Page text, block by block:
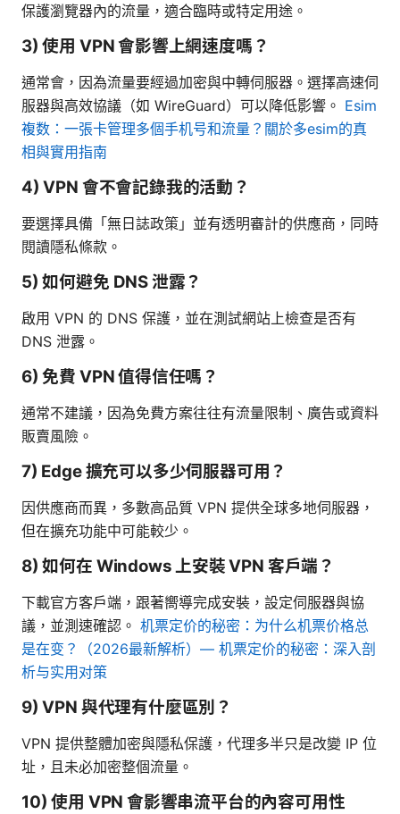
保護瀏覽器內的流量，適合臨時或特定用途。
3) 使用 VPN 會影響上網速度嗎？
通常會，因為流量要經過加密與中轉伺服器。選擇高速伺
服器與高效協議（如 WireGuard）可以降低影響。 Esim
複数：一張卡管理多個手机号和流量？關於多esim的真
相與實用指南
4) VPN 會不會記錄我的活動？
要選擇具備「無日誌政策」並有透明審計的供應商，同時
閱讀隱私條款。
5) 如何避免 DNS 泄露？
啟用 VPN 的 DNS 保護，並在測試網站上檢查是否有
DNS 泄露。
6) 免費 VPN 值得信任嗎？
通常不建議，因為免費方案往往有流量限制、廣告或資料
販賣風險。
7) Edge 擴充可以多少伺服器可用？
因供應商而異，多數高品質 VPN 提供全球多地伺服器，
但在擴充功能中可能較少。
8) 如何在 Windows 上安裝 VPN 客戶端？
下載官方客戶端，跟著嚮導完成安裝，設定伺服器與協
議，並測速確認。 机票定价的秘密：为什么机票价格总
是在变？（2026最新解析）— 机票定价的秘密：深入剖
析与实用对策
9) VPN 與代理有什麼區別？
VPN 提供整體加密與隱私保護，代理多半只是改變 IP 位
址，且未必加密整個流量。
10) 使用 VPN 會影響串流平台的內容可用性